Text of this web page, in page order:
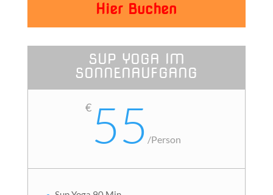
Hier Buchen
SUP YOGA IM
SONNENAUFGANG
€ 55 /Person